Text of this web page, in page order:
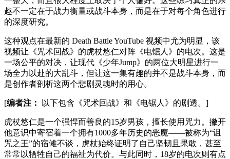
趣不一定在于战力衡量或战斗本身，而是在于对每个角色进行
的深度研究。
这种观点在最新的 Death Battle YouTube 视频中尤为明显，该
视频让《咒术回战》的虎杖悠仁对阵《电锯人》的电次。这是
一场公平的对决，让现代《少年Jump》的两位大明星进行一
场全力以赴的大乱斗，但让这一集有趣的并不是战斗本身，而
是创作者剖析这两个悲剧灵魂时的用心。
[编者注： 以下包含《咒术回战》和《电锯人》的剧透。]
虎杖悠仁是一个强悍而善良的15岁男孩，擅长使用咒力。撇开
他意识中寄宿着一个拥有1000多年历史的恶魔——被称为“诅
咒之王”的宿傩不谈，虎杖始终证明了自己坚韧且果敢，甚至
常常以牺牲自己的福祉为代价。与此同时，18岁的电次则有点